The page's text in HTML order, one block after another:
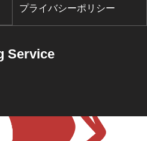
プライバシーポリシー
Service